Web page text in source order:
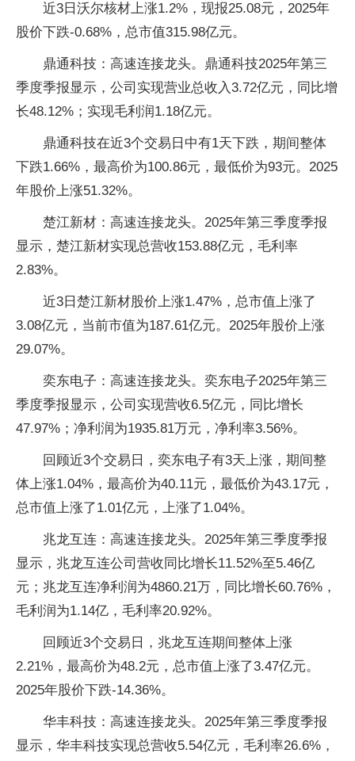
近3日沃尔核材上涨1.2%，现报25.08元，2025年
股价下跌-0.68%，总市值315.98亿元。
鼎通科技：高速连接龙头。鼎通科技2025年第三
季度季报显示，公司实现营业总收入3.72亿元，同比增
长48.12%；实现毛利润1.18亿元。
鼎通科技在近3个交易日中有1天下跌，期间整体
下跌1.66%，最高价为100.86元，最低价为93元。2025
年股价上涨51.32%。
楚江新材：高速连接龙头。2025年第三季度季报
显示，楚江新材实现总营收153.88亿元，毛利率
2.83%。
近3日楚江新材股价上涨1.47%，总市值上涨了
3.08亿元，当前市值为187.61亿元。2025年股价上涨
29.07%。
奕东电子：高速连接龙头。奕东电子2025年第三
季度季报显示，公司实现营收6.5亿元，同比增长
47.97%；净利润为1935.81万元，净利率3.56%。
回顾近3个交易日，奕东电子有3天上涨，期间整
体上涨1.04%，最高价为40.11元，最低价为43.17元，
总市值上涨了1.01亿元，上涨了1.04%。
兆龙互连：高速连接龙头。2025年第三季度季报
显示，兆龙互连公司营收同比增长11.52%至5.46亿
元；兆龙互连净利润为4860.21万，同比增长60.76%，
毛利润为1.14亿，毛利率20.92%。
回顾近3个交易日，兆龙互连期间整体上涨
2.21%，最高价为48.2元，总市值上涨了3.47亿元。
2025年股价下跌-14.36%。
华丰科技：高速连接龙头。2025年第三季度季报
显示，华丰科技实现总营收5.54亿元，毛利率26.6%，